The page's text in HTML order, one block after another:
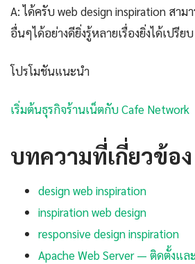
A: ได้ครับ web design inspiration สาม
อื่นๆได้อย่างดียิ่งรู้หลายเรื่องยิ่งได้เปรียบ
โปรโมชันแนะนำ
เริ่มต้นธุรกิจร้านเน็ตกับ Cafe Network
บทความที่เกี่ยวข้อง
design web inspiration
inspiration web design
responsive design inspiration
Apache Web Server — ติดตั้งแล